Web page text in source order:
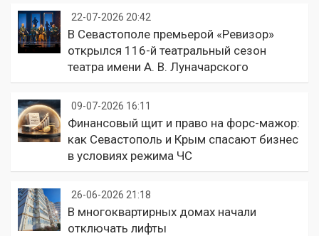
22-07-2026 20:42
В Севастополе премьерой «Ревизор»
открылся 116-й театральный сезон
театра имени А. В. Луначарского
09-07-2026 16:11
Финансовый щит и право на форс-мажор:
как Севастополь и Крым спасают бизнес
в условиях режима ЧС
26-06-2026 21:18
В многоквартирных домах начали
отключать лифты